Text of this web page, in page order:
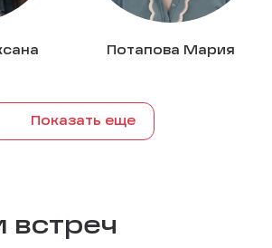
Потапова Мария
Показать еще
встреч